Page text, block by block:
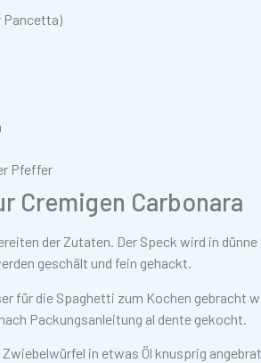
Pancetta)
Pfeffer
Carbonara
der Zutaten. Der Speck wird in
geschält und fein gehackt.
für die Spaghetti zum Kochen gebracht
Packungsanleitung al dente gekocht.
in etwas Öl knusprig